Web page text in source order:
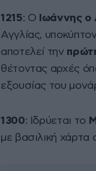
1215: Ο Ιωάννης
Αγγλίας,
αποτελεί την
θέτοντας αρχές
εξουσίας του
1300: Ιδρύεται το
με βασιλική